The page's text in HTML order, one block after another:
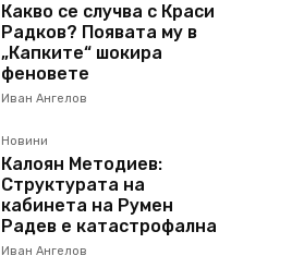
Какво се случва с Краси
Радков? Появата му в
„Капките“ шокира
феновете
Иван Ангелов
Новини
Калоян Методиев:
Структурата на
кабинета на Румен
Радев е катастрофална
Иван Ангелов